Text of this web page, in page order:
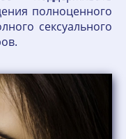
полноценного
сексуального